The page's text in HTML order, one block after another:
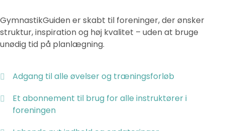
GymnastikGuiden er skabt til foreninger, der ønsker
struktur, inspiration og høj kvalitet – uden at bruge
unødig tid på planlægning.
Adgang til alle øvelser og træningsforløb
Et abonnement til brug for alle instruktører i
foreningen